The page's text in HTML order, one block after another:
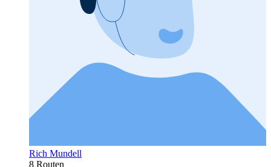
Rich Mundell
8 Routen